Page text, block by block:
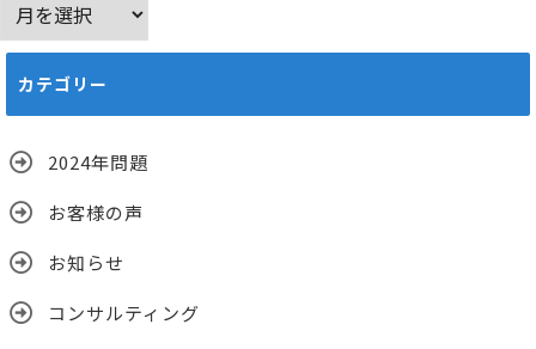
ー
カ
ブ
カテゴリー
2024年問題
お客様の声
お知らせ
コンサルティング